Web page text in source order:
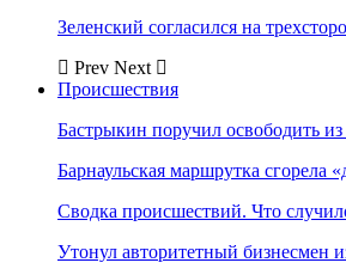
Зеленский согласился на
Prev Next
Происшествия
Бастрыкин поручил освободить
Барнаульская маршрутка сгорела
Сводка происшествий. Что
Утонул авторитетный бизнесмен